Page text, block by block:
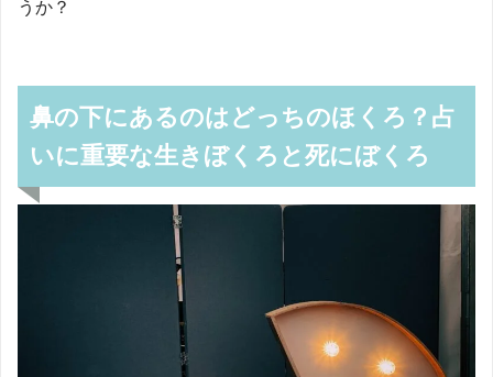
うか？
鼻の下にあるのはどっちのほくろ？占
いに重要な生きぼくろと死にぼくろ